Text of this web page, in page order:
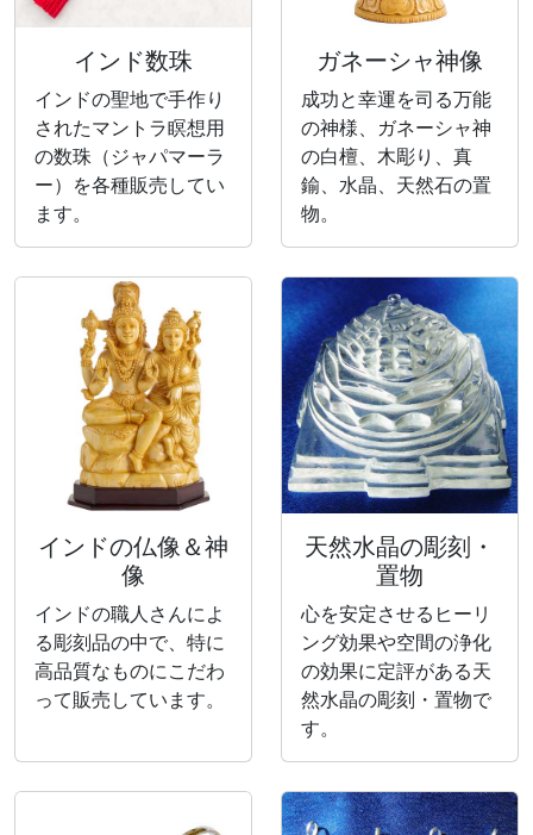
インド数珠
インドの聖地で手作り
されたマントラ瞑想用
の数珠（ジャパマーラ
ー）を各種販売してい
ます。
ガネーシャ神像
成功と幸運を司る万能
の神様、ガネーシャ神
の白檀、木彫り、真
鍮、水晶、天然石の置
物。
インドの仏像＆神
像
インドの職人さんによ
る彫刻品の中で、特に
高品質なものにこだわ
って販売しています。
天然水晶の彫刻・
置物
心を安定させるヒーリ
ング効果や空間の浄化
の効果に定評がある天
然水晶の彫刻・置物で
す。